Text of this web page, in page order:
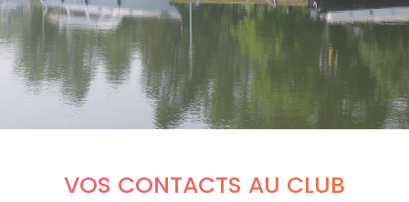
VOS CONTACTS AU CLUB